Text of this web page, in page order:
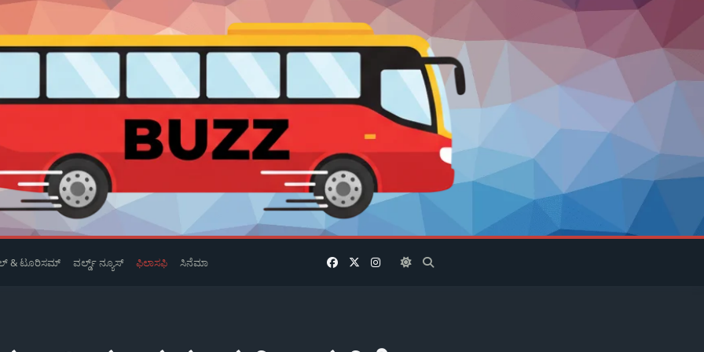
& ಟೂರಿಸಮ್ ವರ್ಲ್ಡ್ ನ್ಯೂಸ್ ಫಿಲಾಸಫಿ ಸಿನೆಮಾ